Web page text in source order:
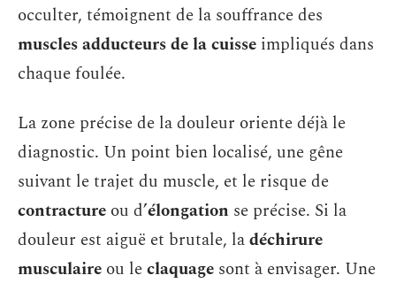
occulter, témoignent de la souffrance des
muscles adducteurs de la cuisse impliqués dans
chaque foulée.
La zone précise de la douleur oriente déjà le
diagnostic. Un point bien localisé, une gêne
suivant le trajet du muscle, et le risque de
contracture ou d’élongation se précise. Si la
douleur est aiguë et brutale, ladéchirure
musculaire ou leclaquage sont à envisager. Une